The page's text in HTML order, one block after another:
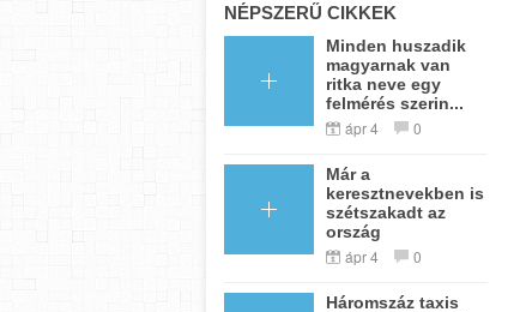
NÉPSZERŰ CIKKEK
Minden huszadik
magyarnak van
ritka neve egy
felmérés szerin...
ápr 4 0
Már a
keresztnevekben is
szétszakadt az
ország
ápr 4 0
Háromszáz taxis